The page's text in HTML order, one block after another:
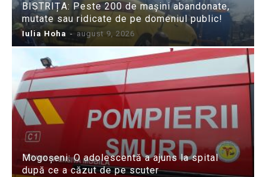
BISTRIȚA: Peste 200 de mașini abandonate,
mutate sau ridicate de pe domeniul public!
Iulia Hoha - august 9, 2026
Mogoșeni: O adolescentă a ajuns la spital
după ce a căzut de pe scuter